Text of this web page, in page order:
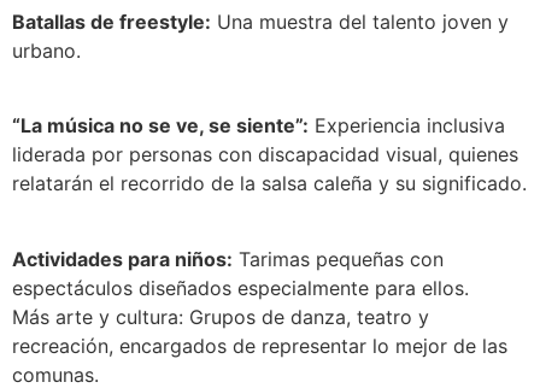
Batallas de freestyle: Una muestra del talento joven y
urbano.
“La música no se ve, se siente”: Experiencia inclusiva
liderada por personas con discapacidad visual, quienes
relatarán el recorrido de la salsa caleña y su significado.
Actividades para niños: Tarimas pequeñas con
espectáculos diseñados especialmente para ellos.
Más arte y cultura: Grupos de danza, teatro y
recreación, encargados de representar lo mejor de las
comunas.